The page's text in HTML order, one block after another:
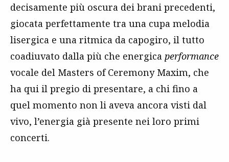
decisamente più oscura dei brani precedenti,
giocata perfettamente tra una cupa melodia
lisergica e una ritmica da capogiro, il tutto
coadiuvato dalla più che energica performance
vocale del Masters of Ceremony Maxim, che
ha qui il pregio di presentare, a chi fino a
quel momento non li aveva ancora visti dal
vivo, l’energia già presente nei loro primi
concerti.